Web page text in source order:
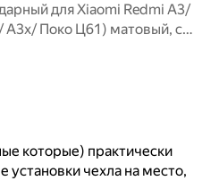
для Xiaomi Redmi A3/
А3х/ Поко Ц61) матовый, с
которые) практически
установки чехла на место,